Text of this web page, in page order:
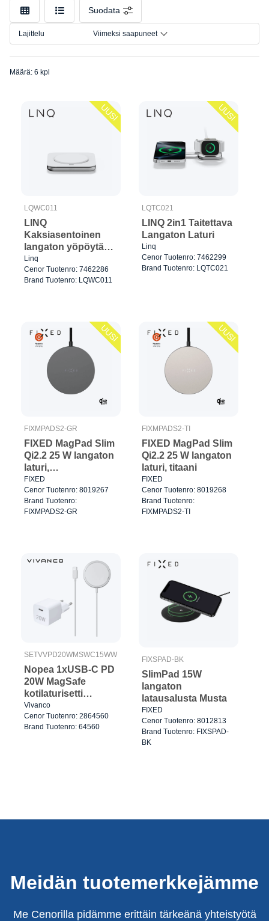
Malli
Liitäntä
Suodata
Lajittelu Viimeksi saapuneet
Määrä: 6 kpl
UUSI
LQWC011
LINQ
Kaksiasentoinen
langaton yöpöytä
laturi
Linq
Cenor Tuotenro: 7462286
Brand Tuotenro: LQWC011
UUSI
LQTC021
LINQ 2in1 Taitettava
Langaton Laturi
Linq
Cenor Tuotenro: 7462299
Brand Tuotenro: LQTC021
UUSI
FIXMPADS2-GR
FIXED MagPad Slim
Qi2.2 25 W langaton
laturi,
avaruusharmaa
FIXED
Cenor Tuotenro: 8019267
Brand Tuotenro:
FIXMPADS2-GR
UUSI
FIXMPADS2-TI
FIXED MagPad Slim
Qi2.2 25 W langaton
laturi, titaani
FIXED
Cenor Tuotenro: 8019268
Brand Tuotenro:
FIXMPADS2-TI
SETVVPD20WMSWC15WW
Nopea 1xUSB-C PD
20W MagSafe
kotilaturisetti
Valkoinen
Vivanco
Cenor Tuotenro: 2864560
Brand Tuotenro: 64560
FIXSPAD-BK
SlimPad 15W
langaton
latausalusta Musta
FIXED
Cenor Tuotenro: 8012813
Brand Tuotenro: FIXSPAD-
BK
Meidän tuotemerkkejämme
Me Cenorilla pidämme erittäin tärkeänä yhteistyötä